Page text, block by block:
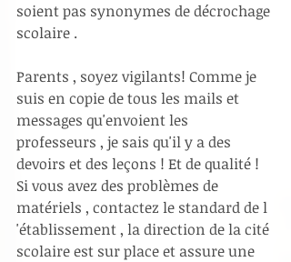
soient pas synonymes de décrochage
scolaire .
Parents , soyez vigilants! Comme je
suis en copie de tous les mails et
messages qu'envoient les
professeurs , je sais qu'il y a des
devoirs et des leçons ! Et de qualité !
Si vous avez des problèmes de
matériels , contactez le standard de l
'établissement , la direction de la cité
scolaire est sur place et assure une